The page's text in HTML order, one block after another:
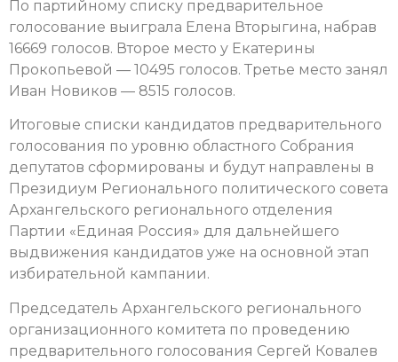
По партийному списку предварительное
голосование выиграла Елена Вторыгина, набрав
16669 голосов. Второе место у Екатерины
Прокопьевой — 10495 голосов. Третье место занял
Иван Новиков — 8515 голосов.
Итоговые списки кандидатов предварительного
голосования по уровню областного Собрания
депутатов сформированы и будут направлены в
Президиум Регионального политического совета
Архангельского регионального отделения
Партии «Единая Россия» для дальнейшего
выдвижения кандидатов уже на основной этап
избирательной кампании.
Председатель Архангельского регионального
организационного комитета по проведению
предварительного голосования Сергей Ковалев